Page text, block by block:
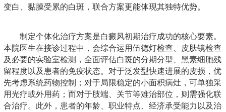
变白、黏膜受累的白斑，联合方案更能体现其独特优势。
制定个体化治疗方案是白癜风初期治疗成功的核心要素。
本院医生在接诊过程中，会综合运用伍德灯检查、皮肤镜检查
及必要的实验室检测，全面评估白斑的分期分型、黑素细胞残
留程度以及患者的免疫状态。对于泛发型快速进展的皮损，优
先考虑系统药物控制；对于局限稳定的小面积病灶，可单独采
用光疗或外用药；而对于肢端、关节等难治部位，则需强化联
合治疗。此外，患者的年龄、职业特点、经济承受能力以及治